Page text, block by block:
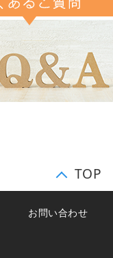
TOP
お問い合わせ